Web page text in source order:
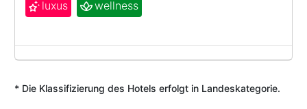
luxus
wellness
* Die Klassifizierung des Hotels erfolgt in Landeskategorie.